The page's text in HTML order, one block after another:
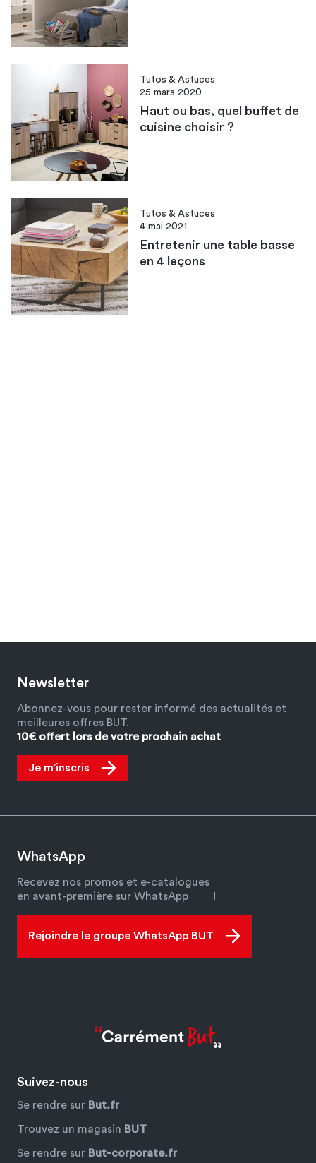
Tutos & Astuces
25 mars 2020
Haut ou bas, quel buffet de
cuisine choisir ?
Tutos & Astuces
4 mai 2021
Entretenir une table basse
en 4 leçons
Newsletter
Abonnez-vous pour rester informé des actualités et
meilleures offres BUT.
10€ offert lors de votre prochain achat
Je m’inscris
WhatsApp
Recevez nos promos et e-catalogues
en avant-première sur WhatsApp
!
Rejoindre le groupe WhatsApp BUT
Suivez-nous
Se rendre sur But.fr
Trouvez un magasin BUT
Se rendre sur But-corporate.fr